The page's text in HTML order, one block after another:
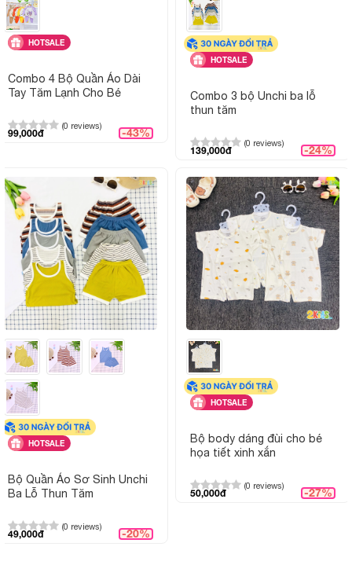
HOTSALE
Combo 4 Bộ Quần Áo Dài
Tay Tăm Lạnh Cho Bé
(0 reviews)
99,000đ -43%
HOTSALE
Combo 3 bộ Unchi ba lỗ
thun tăm
(0 reviews)
139,000đ -24%
HOTSALE
Bộ Quần Áo Sơ Sinh Unchi
Ba Lỗ Thun Tăm
(0 reviews)
49,000đ -20%
HOTSALE
Bộ body dáng đùi cho bé
họa tiết xinh xắn
(0 reviews)
50,000đ -27%